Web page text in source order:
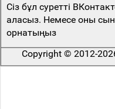
Сіз бұл суретті
аласыз. Немесе оны
орнатыңыз
Copyright © 2012-